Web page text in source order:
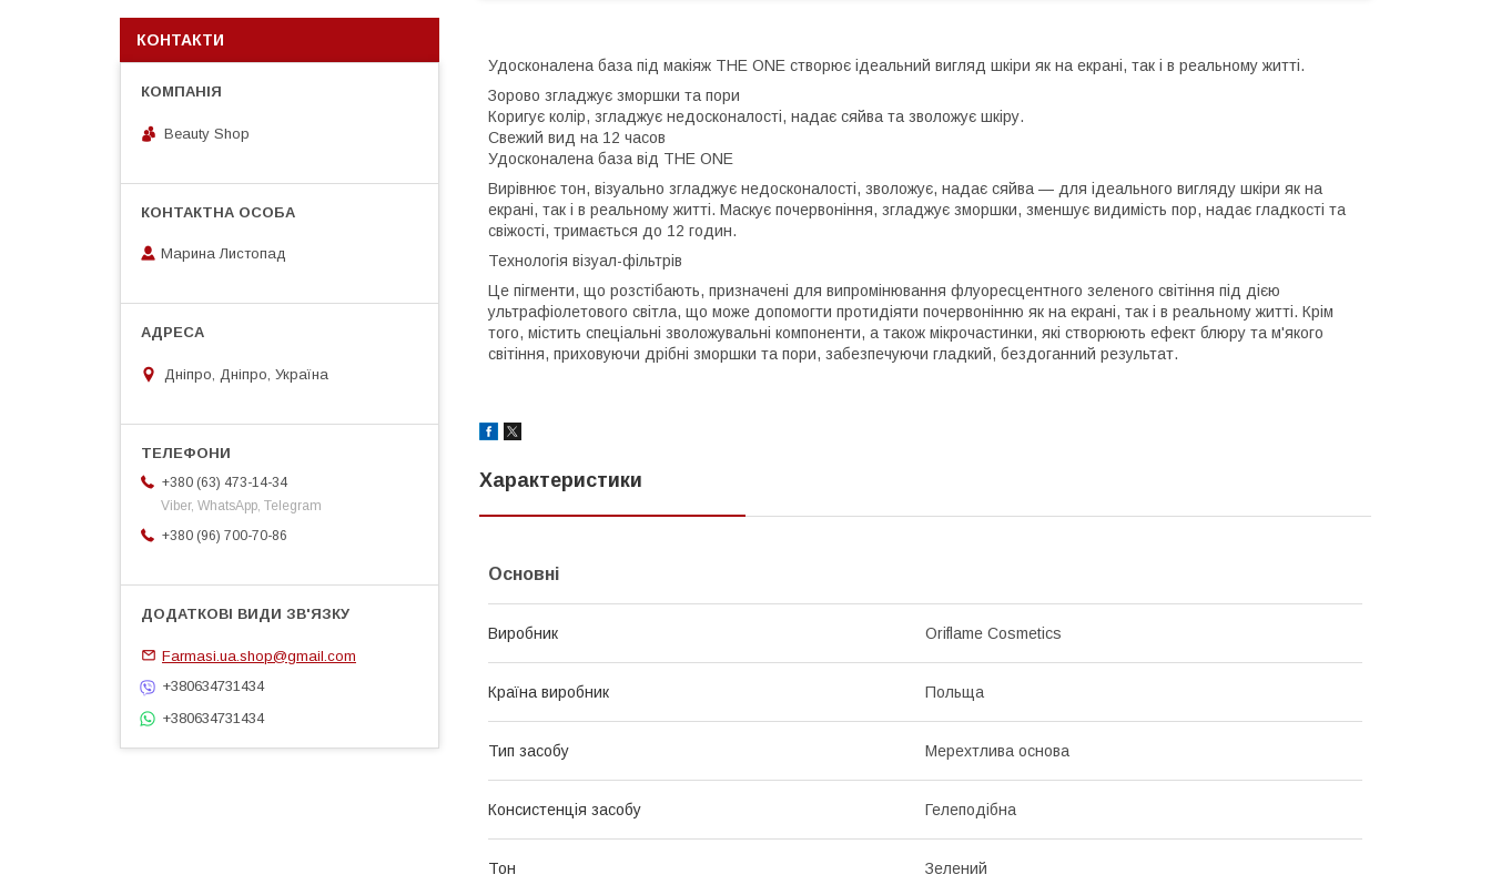
Удосконалена база під макіяж THE ONE створює ідеальний вигляд шкіри як на екрані, так і в реальному житті.
Зорово згладжує зморшки та пори
Коригує колір, згладжує недосконалості, надає сяйва та зволожує шкіру.
Свежий вид на 12 часов
Удосконалена база від THE ONE
Вирівнює тон, візуально згладжує недосконалості, зволожує, надає сяйва — для ідеального вигляду шкіри як на
екрані, так і в реальному житті. Маскує почервоніння, згладжує зморшки, зменшує видимість пор, надає гладкості та
свіжості, тримається до 12 годин.
Технологія візуал-фільтрів
Це пігменти, що розстібають, призначені для випромінювання флуоресцентного зеленого світіння під дією
ультрафіолетового світла, що може допомогти протидіяти почервонінню як на екрані, так і в реальному житті. Крім
того, містить спеціальні зволожувальні компоненти, а також мікрочастинки, які створюють ефект блюру та м'якого
світіння, приховуючи дрібні зморшки та пори, забезпечуючи гладкий, бездоганний результат.
Характеристики
Основні
Виробник Oriflame Cosmetics
Країна виробник Польща
Тип засобу Мерехтлива основа
Консистенція засобу Гелеподібна
Тон Зелений
КОНТАКТИ
Beauty Shop
Марина Листопад
Дніпро, Дніпро, Україна
+380 (63) 473-14-34
Viber, WhatsApp, Telegram
+380 (96) 700-70-86
Farmasi.ua.shop@gmail.com
+380634731434
+380634731434